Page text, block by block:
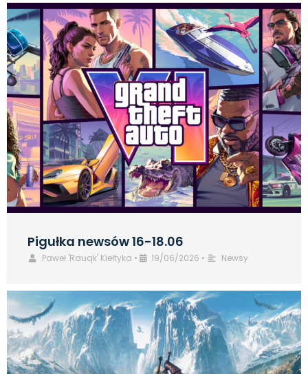
Pigułka newsów 16-18.06
Paweł 'Rauqk' Kiełtyka • 19/06/2026 • Newsy